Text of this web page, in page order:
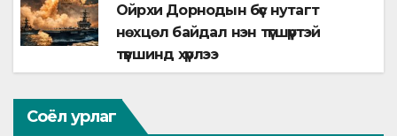
Ойрхи Дорнодын бүс нутагт
нөхцөл байдал нэн түгшүүртэй
түвшинд хүрлээ
Соёл урлаг